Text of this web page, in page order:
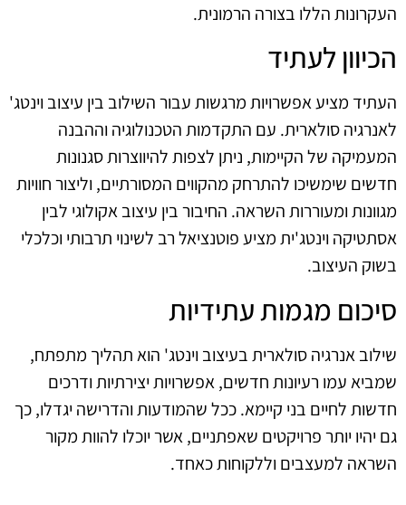
העקרונות הללו בצורה הרמונית.
הכיוון לעתיד
העתיד מציע אפשרויות מרגשות עבור השילוב בין עיצוב וינטג'
לאנרגיה סולארית. עם התקדמות הטכנולוגיה וההבנה
המעמיקה של הקיימות, ניתן לצפות להיווצרות סגנונות
חדשים שימשיכו להתרחק מהקווים המסורתיים, וליצור חוויות
מגוונות ומעוררות השראה. החיבור בין עיצוב אקולוגי לבין
אסתטיקה וינטג'ית מציע פוטנציאל רב לשינוי תרבותי וכלכלי
בשוק העיצוב.
סיכום מגמות עתידיות
שילוב אנרגיה סולארית בעיצוב וינטג' הוא תהליך מתפתח,
שמביא עמו רעיונות חדשים, אפשרויות יצירתיות ודרכים
חדשות לחיים בני קיימא. ככל שהמודעות והדרישה יגדלו, כך
גם יהיו יותר פרויקטים שאפתניים, אשר יוכלו להוות מקור
השראה למעצבים וללקוחות כאחד.